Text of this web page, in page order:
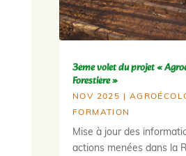
3ème volet du projet «
Forestière »
NOV 2025 |
FORMATION
Mise à jour des
actions menées dans la